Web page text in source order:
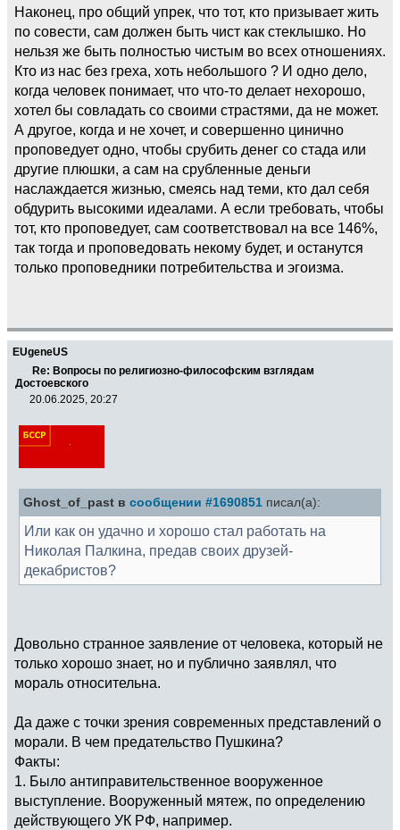
Наконец, про общий упрек, что тот, кто призывает жить
по совести, сам должен быть чист как стеклышко. Но
нельзя же быть полностью чистым во всех отношениях.
Кто из нас без греха, хоть небольшого ? И одно дело,
когда человек понимает, что что-то делает нехорошо,
хотел бы совладать со своими страстями, да не может.
А другое, когда и не хочет, и совершенно цинично
проповедует одно, чтобы срубить денег со стада или
другие плюшки, а сам на срубленные деньги
наслаждается жизнью, смеясь над теми, кто дал себя
обдурить высокими идеалами. А если требовать, чтобы
тот, кто проповедует, сам соответствовал на все 146%,
так тогда и проповедовать некому будет, и останутся
только проповедники потребительства и эгоизма.
EUgeneUS
Re: Вопросы по религиозно-философским взглядам
Достоевского
20.06.2025, 20:27
Ghost_of_past в сообщении #1690851 писал(а):
Или как он удачно и хорошо стал работать на
Николая Палкина, предав своих друзей-
декабристов?
Довольно странное заявление от человека, который не
только хорошо знает, но и публично заявлял, что
мораль относительна.
Да даже с точки зрения современных представлений о
морали. В чем предательство Пушкина?
Факты:
1. Было антиправительственное вооруженное
выступление. Вооруженный мятеж, по определению
действующего УК РФ, например.